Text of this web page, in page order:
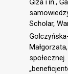
Giza i in.,
Scholar,